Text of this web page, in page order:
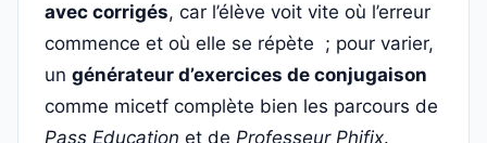
avec corrigés, car l’élève voit vite où l’erreur
commence et où elle se répète ; pour varier,
un générateur d’exercices de conjugaison
comme micetf complète bien les parcours de
Pass Education et de Professeur Phifix.